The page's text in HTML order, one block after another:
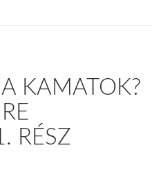
KAMATOK?
RÉSZ